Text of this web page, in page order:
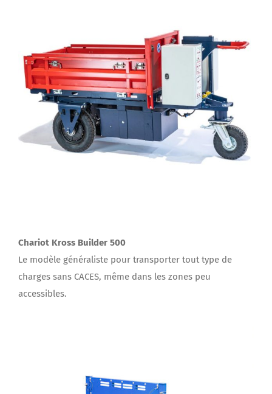
Le modèle généraliste pour transporter tout type de
charges sans CACES, même dans les zones peu
accessibles.